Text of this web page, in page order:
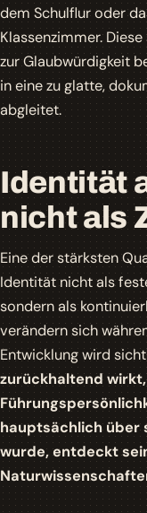
dem Schulflur oder
Klassenzimmer.
zur Glaubwürdigkeit
in eine zu glatte,
abgleitet.
Identität
nicht als
Eine der stärksten
Identität nicht als
sondern als
verändern sich
Entwicklung wird
zurückhaltend
hauptsächlich über
wurde, entdeckt